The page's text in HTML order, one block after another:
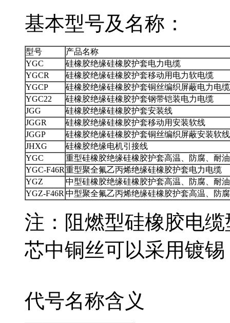
基本型号及名称：
型号
产品名称
YGC
硅橡胶绝缘硅橡胶护套电力电缆
YGCR
硅橡胶绝缘硅橡胶护套移动用电力软电缆
YGCP
硅橡胶绝缘硅橡胶护套铜丝编织屏蔽电力电缆
YGC22
硅橡胶绝缘硅橡胶护套钢带铠装电力电缆
JGG
硅橡胶绝缘硅橡胶护套安装线
JGGR
硅橡胶绝缘硅橡胶护套移动用安装软线
JGGP
硅橡胶绝缘硅橡胶护套铜丝编织屏蔽安装软线
JHXG
硅橡胶绝缘电机引接线
YGC
重型硅橡胶绝缘硅橡胶护套高温、防腐、耐
YGC-F46R 重型聚全氟乙丙烯绝缘硅橡胶护套电力电缆
YGZ
中型硅橡胶绝缘硅橡胶护套高温、防腐、耐
YGZ-F46R 中型聚全氟乙丙烯绝缘硅橡胶护套高温、防腐
注：阻燃型硅橡胶
芯中铜丝可以采用镀锡
代号名称含义